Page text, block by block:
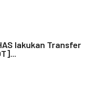
lakukan Transfer